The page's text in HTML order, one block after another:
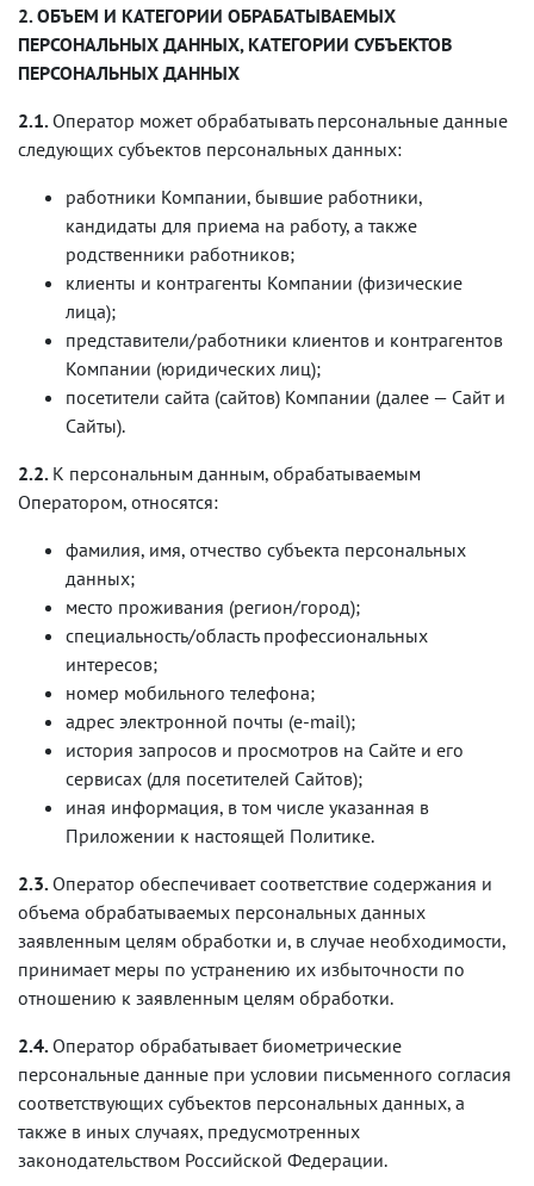
2. ОБЪЕМ И КАТЕГОРИИ ОБРАБАТЫВАЕМЫХ
ПЕРСОНАЛЬНЫХ ДАННЫХ, КАТЕГОРИИ СУБЪЕКТОВ
ПЕРСОНАЛЬНЫХ ДАННЫХ
2.1. Оператор может обрабатывать персональные данные
следующих субъектов персональных данных:
работники Компании, бывшие работники,
кандидаты для приема на работу, а также
родственники работников;
клиенты и контрагенты Компании (физические
лица);
представители/работники клиентов и контрагентов
Компании (юридических лиц);
посетители сайта (сайтов) Компании (далее — Сайт и
Сайты).
2.2. К персональным данным, обрабатываемым
Оператором, относятся:
фамилия, имя, отчество субъекта персональных
данных;
место проживания (регион/город);
специальность/область профессиональных
интересов;
номер мобильного телефона;
адрес электронной почты (e-mail);
история запросов и просмотров на Сайте и его
сервисах (для посетителей Сайтов);
иная информация, в том числе указанная в
Приложении к настоящей Политике.
2.3. Оператор обеспечивает соответствие содержания и
объема обрабатываемых персональных данных
заявленным целям обработки и, в случае необходимости,
принимает меры по устранению их избыточности по
отношению к заявленным целям обработки.
2.4. Оператор обрабатывает биометрические
персональные данные при условии письменного согласия
соответствующих субъектов персональных данных, а
также в иных случаях, предусмотренных
законодательством Российской Федерации.